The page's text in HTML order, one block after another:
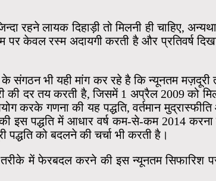
रहने लायक दिहाड़ी तो मिलनी ही चाहिए,
केवल रस्म अदायगी करती है और प्रतिवर्ष
के संगठन भी यही मांग कर रहे है कि न्यूनतम
दर तय करती है, जिसमें 1 अप्रैल 2009 को
करके गणना की यह पद्धति, वर्तमान
पद्धति में आधार वर्ष कम-से-कम 2014 करना
को बदलने की चर्चा भी करती है।
तरीके में फेरबदल करने की इस न्यूनतम सिफारिश